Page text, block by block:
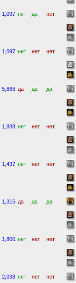
1,097 нет да нет
1,097 нет нет нет
5,665 да да да
1,838 нет нет нет
1,437 нет нет нет
1,315 да да да
1,800 нет нет нет
2,038 нет нет нет